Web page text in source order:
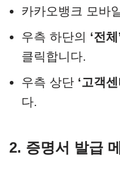
카카오뱅크 모바
우측 하단의 ‘전체
클릭합니다.
우측 상단 ‘고객센
다.
2. 증명서 발급